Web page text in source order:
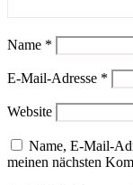
Name *
E-Mail-Adresse *
Website
Name, E-Mail-
meinen nächsten